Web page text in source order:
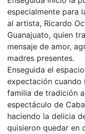
especialmente para
al artista, Ricardo
Guanajuato, quien
mensaje de amor,
madres presentes.
Enseguida el
expectación cuando
familia de tradición
espectáculo de
haciendo la delicia
quisieron quedar en